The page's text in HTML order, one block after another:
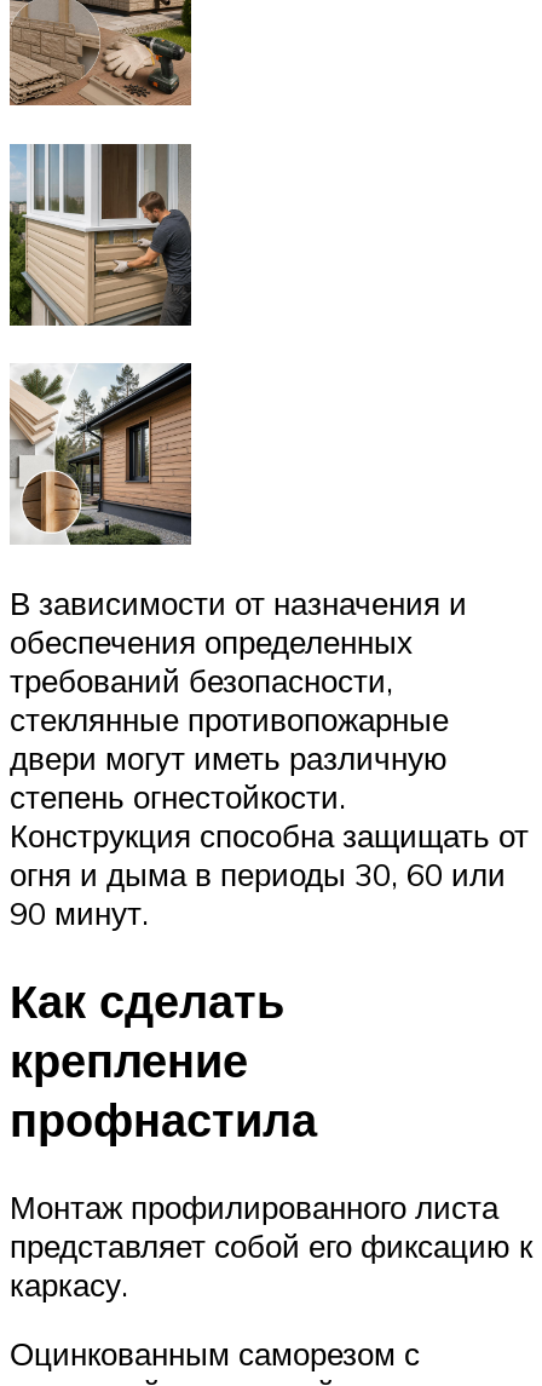
В зависимости от назначения и
обеспечения определенных
требований безопасности,
стеклянные противопожарные
двери могут иметь различную
степень огнестойкости.
Конструкция способна защищать от
огня и дыма в периоды 30, 60 или
90 минут.
Как сделать
крепление
профнастила
Монтаж профилированного листа
представляет собой его фиксацию к
каркасу.
Оцинкованным саморезом с